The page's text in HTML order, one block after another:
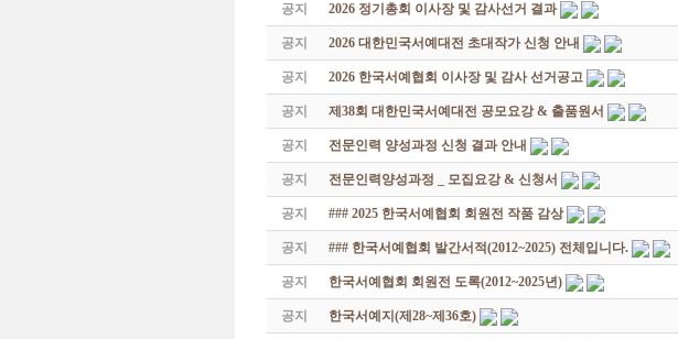
공지 2026 정기총회 이사장 및 감사선거 결과
공지 2026 대한민국서예대전 초대작가 신청 안내
공지 2026 한국서예협회 이사장 및 감사 선거공고
공지 제38회 대한민국서예대전 공모요강 & 출품원서
공지 전문인력 양성과정 신청 결과 안내
공지 전문인력양성과정 _ 모집요강 & 신청서
공지 ### 2025 한국서예협회 회원전 작품 감상
공지 ### 한국서예협회 발간서적(2012~2025) 전체입니다.
공지 한국서예협회 회원전 도록(2012~2025년)
공지 한국서예지(제28~제36호)